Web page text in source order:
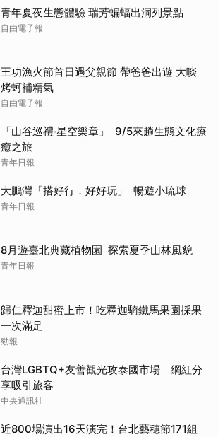
青年夏夜生態體驗 瑞芳蝙蝠出洞列景點
自由電子報
王功漁火節首日遇父親節 帶爸爸出遊 大啖
烤蚵補精氣
自由電子報
「山谷巡禮‧星空樂章」 9/5來趟生態文化療
癒之旅
青年日報
大鵬灣「搭好行．好好玩」 暢遊小琉球
青年日報
8月遊臺北典藏植物園 探索夏季山林風貌
青年日報
歸仁釋迦甜蜜上市！吃釋迦騎鐵馬果園採果
一次滿足
勁報
台灣LGBTQ+友善觀光攻泰國市場 網紅分
享吸引旅客
中央通訊社
近800場演出16天演完！台北藝穗節171組